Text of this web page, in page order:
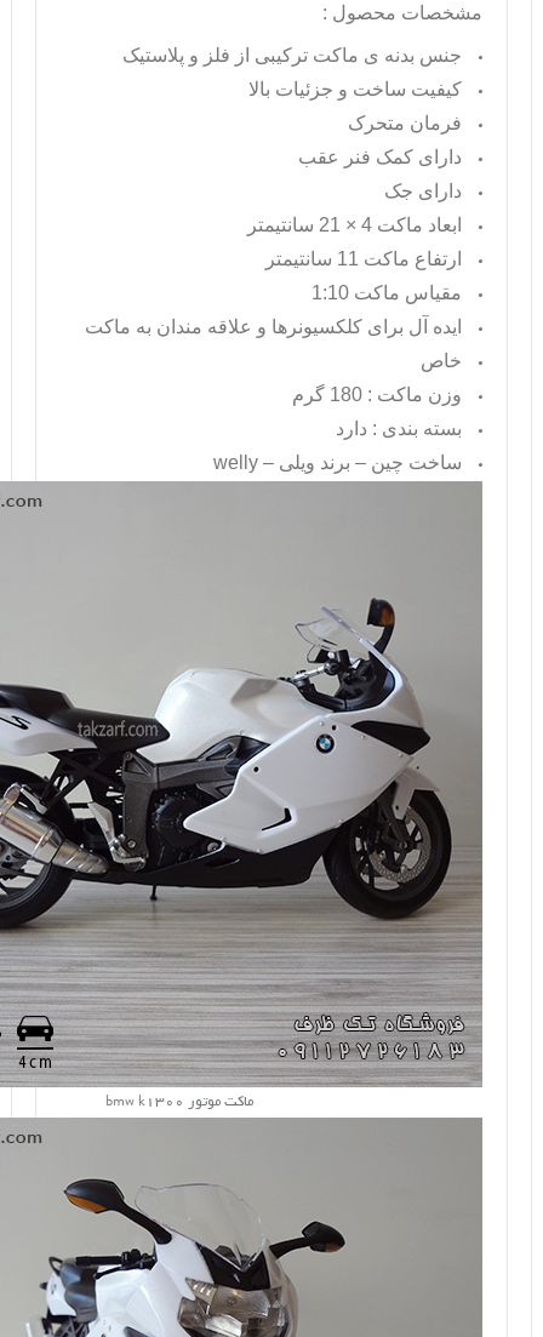
مشخصات محصول :
جنس بدنه ی ماکت ترکیبی از فلز و پلاستیک
کیفیت ساخت و جزئیات بالا
فرمان متحرک
دارای کمک فنر عقب
دارای جک
ابعاد ماکت 4 × 21 سانتیمتر
ارتفاع ماکت 11 سانتیمتر
مقیاس ماکت 1:10
ایده آل برای کلکسیونرها و علاقه مندان به ماکت
خاص
وزن ماکت : 180 گرم
بسته بندی : دارد
ساخت چین – برند ویلی – welly
ماکت موتور bmw k1300